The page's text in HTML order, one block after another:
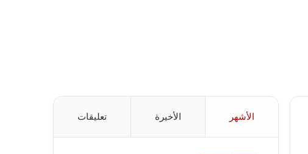
الأشهر الأخيرة تعليقات